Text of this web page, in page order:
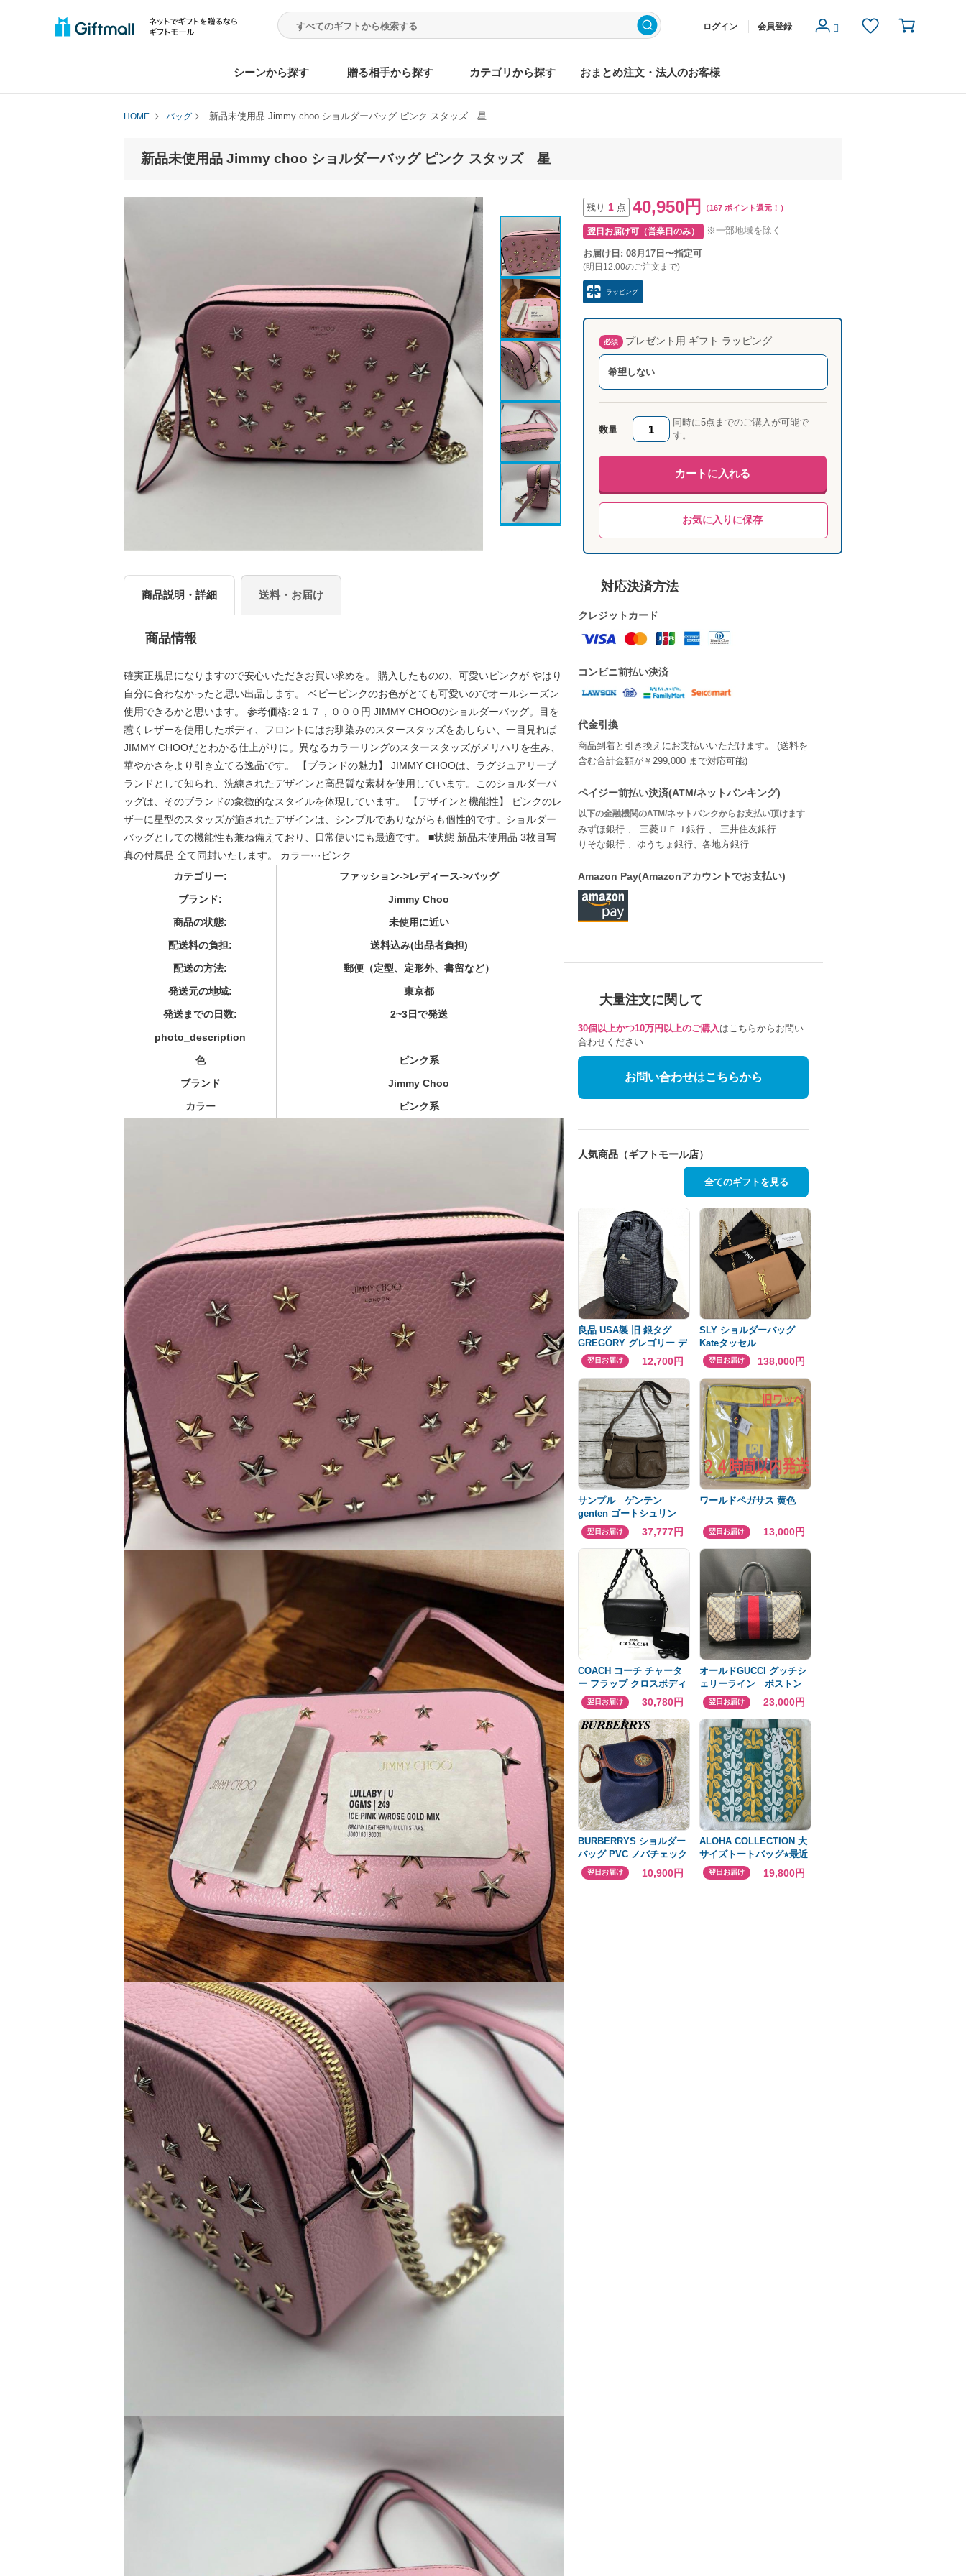
ログイン 会員登録
シーンから探す 贈る相手から探す カテゴリから探す おまとめ注文・法人のお客様
HOME バッグ 新品未使用品 Jimmy choo ショルダーバッグ ピンク スタッズ 星
新品未使用品 Jimmy choo ショルダーバッグ ピンク スタッズ 星
商品説明・詳細 送料・お届け
商品情報
確実正規品になりますので安心いただきお買い求めを。 購入したものの、可愛いピンクが やはり
自分に合わなかったと思い出品します。 ベビーピンクのお色がとても可愛いのでオールシーズン
使用できるかと思います。 参考価格:２１７，０００円 JIMMY CHOOのショルダーバッグ。目を
惹くレザーを使用したボディ、フロントにはお馴染みのスタースタッズをあしらい、一目見れば
JIMMY CHOOだとわかる仕上がりに。異なるカラーリングのスタースタッズがメリハリを生み、
華やかさをより引き立てる逸品です。 【ブランドの魅力】 JIMMY CHOOは、ラグジュアリーブ
ランドとして知られ、洗練されたデザインと高品質な素材を使用しています。このショルダーバ
ッグは、そのブランドの象徴的なスタイルを体現しています。 【デザインと機能性】 ピンクのレ
ザーに星型のスタッズが施されたデザインは、シンプルでありながらも個性的です。ショルダー
バッグとしての機能性も兼ね備えており、日常使いにも最適です。 ■状態 新品未使用品 3枚目写
真の付属品 全て同封いたします。 カラー···ピンク
カテゴリー:
ファッション->レディース->バッグ
ブランド:
Jimmy Choo
商品の状態:
未使用に近い
配送料の負担:
送料込み(出品者負担)
配送の方法:
郵便（定型、定形外、書留など）
発送元の地域:
東京都
発送までの日数:
2~3日で発送
photo_description
色
ピンク系
ブランド
Jimmy Choo
カラー
ピンク系
残り 1 点 40,950円 （167 ポイント還元！）
翌日お届け可（営業日のみ） ※一部地域を除く
お届け日: 08月17日〜指定可
(明日12:00のご注文まで)
ラッピング
必須 プレゼント用 ギフト ラッピング
希望しない
数量
同時に5点までのご購入が可能で
す。
カートに入れる
お気に入りに保存
対応決済方法
クレジットカード
コンビニ前払い決済
代金引換
商品到着と引き換えにお支払いいただけます。 (送料を
含む合計金額が￥299,000 まで対応可能)
ペイジー前払い決済(ATM/ネットバンキング)
以下の金融機関のATM/ネットバンクからお支払い頂けます
みずほ銀行 、 三菱ＵＦＪ銀行 、 三井住友銀行
りそな銀行 、ゆうちょ銀行、各地方銀行
Amazon Pay(Amazonアカウントでお支払い)
大量注文に関して
30個以上かつ10万円以上のご購入 はこちらからお問い
合わせください
お問い合わせはこちらから
人気商品（ギフトモール店）
全てのギフトを見る
良品 USA製 旧 銀タグ
GREGORY グレゴリー デ
イパック スペクトラ
翌日お届け 12,700円
SLY ショルダーバッグ
Kateタッセル
翌日お届け 138,000円
サンプル ゲンテン
genten ゴートシュリン
ク ショルダー 59400円
翌日お届け 37,777円
ワールドペガサス 黄色
翌日お届け 13,000円
COACH コーチ チャータ
ー フラップ クロスボディ
18 ショルダーバッグ
翌日お届け 30,780円
オールドGUCCI グッチシ
ェリーライン ボストン
バッグ ハンドバッグ
翌日お届け 23,000円
BURBERRYS ショルダー
バッグ PVC ノバチェック
ネイビー 金具ロゴ
翌日お届け 10,900円
ALOHA COLLECTION 大
サイズトートバッグ⭐︎最近
購入⭐︎新品未使用
翌日お届け 19,800円